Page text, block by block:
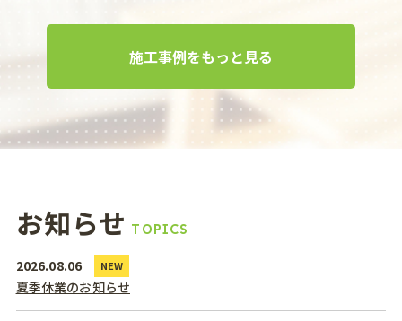
施工事例をもっと見る
お知らせ TOPICS
2026.08.06 NEW
夏季休業のお知らせ